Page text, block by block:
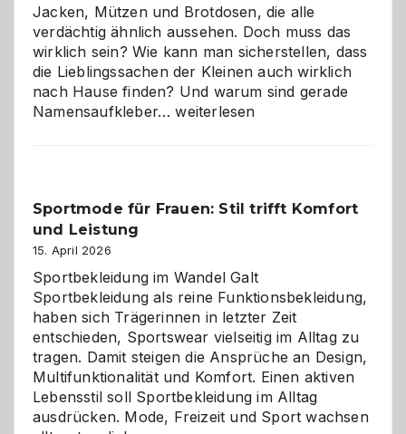
Jacken, Mützen und Brotdosen, die alle
verdächtig ähnlich aussehen. Doch muss das
wirklich sein? Wie kann man sicherstellen, dass
die Lieblingssachen der Kleinen auch wirklich
nach Hause finden? Und warum sind gerade
Namensaufkleber…Namensaufkleber
gegen
Chaos
weiterlesen
Sportmode für Frauen: Stil trifft Komfort
und Leistung
15. April 2026
Sportbekleidung im Wandel Galt
Sportbekleidung als reine Funktionsbekleidung,
haben sich Trägerinnen in letzter Zeit
entschieden, Sportswear vielseitig im Alltag zu
tragen. Damit steigen die Ansprüche an Design,
Multifunktionalität und Komfort. Einen aktiven
Lebensstil soll Sportbekleidung im Alltag
ausdrücken. Mode, Freizeit und Sport wachsen